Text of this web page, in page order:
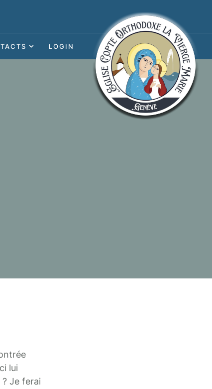
LOGIN
lui
Je ferai